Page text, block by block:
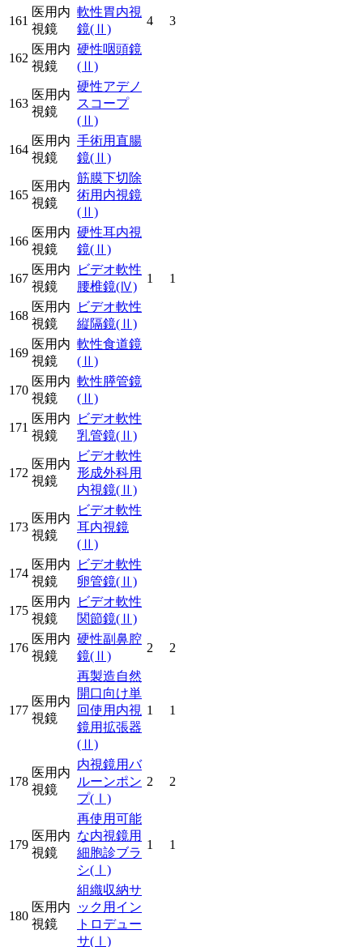
161
医用内
視鏡
軟性胃内視
鏡(Ⅱ)
4 3
162
医用内
視鏡
硬性咽頭鏡
(Ⅱ)
163
医用内
視鏡
硬性アデノ
スコープ
(Ⅱ)
164
医用内
視鏡
手術用直腸
鏡(Ⅱ)
165
医用内
視鏡
筋膜下切除
術用内視鏡
(Ⅱ)
166
医用内
視鏡
硬性耳内視
鏡(Ⅱ)
167
医用内
視鏡
ビデオ軟性
腰椎鏡(Ⅳ)
1 1
168
医用内
視鏡
ビデオ軟性
縦隔鏡(Ⅱ)
169
医用内
視鏡
軟性食道鏡
(Ⅱ)
170
医用内
視鏡
軟性膵管鏡
(Ⅱ)
171
医用内
視鏡
ビデオ軟性
乳管鏡(Ⅱ)
172
医用内
視鏡
ビデオ軟性
形成外科用
内視鏡(Ⅱ)
173
医用内
視鏡
ビデオ軟性
耳内視鏡
(Ⅱ)
174
医用内
視鏡
ビデオ軟性
卵管鏡(Ⅱ)
175
医用内
視鏡
ビデオ軟性
関節鏡(Ⅱ)
176
医用内
視鏡
硬性副鼻腔
鏡(Ⅱ)
2 2
177
医用内
視鏡
再製造自然
開口向け単
回使用内視
鏡用拡張器
(Ⅱ)
1 1
178
医用内
視鏡
内視鏡用バ
ルーンポン
プ(Ⅰ)
2 2
179
医用内
視鏡
再使用可能
な内視鏡用
細胞診ブラ
シ(Ⅰ)
1 1
180
医用内
視鏡
組織収納サ
ック用イン
トロデュー
サ(Ⅰ)